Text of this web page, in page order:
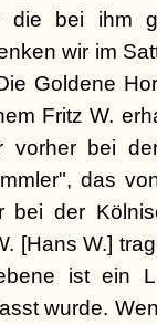
bei ihm
wir im
Goldene
Fritz W.
vorher bei
das
der
[Hans W.]
ist ein
wurde.